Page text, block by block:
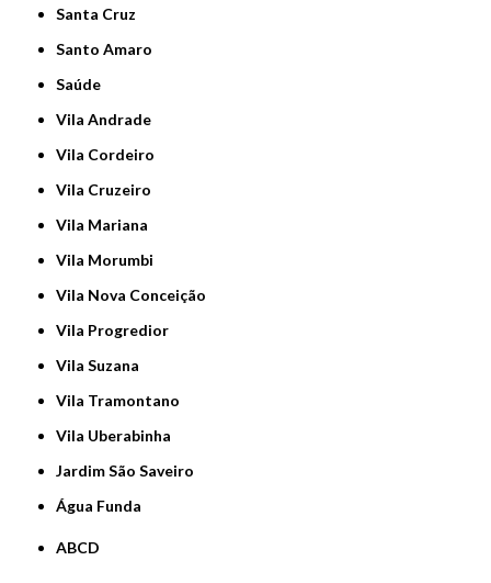
Santa Cruz
Santo Amaro
Saúde
Vila Andrade
Vila Cordeiro
Vila Cruzeiro
Vila Mariana
Vila Morumbi
Vila Nova Conceição
Vila Progredior
Vila Suzana
Vila Tramontano
Vila Uberabinha
jardim São Saveiro
Água Funda
ABCD